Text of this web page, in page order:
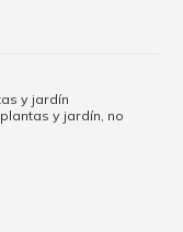
y jardín
y jardín, no